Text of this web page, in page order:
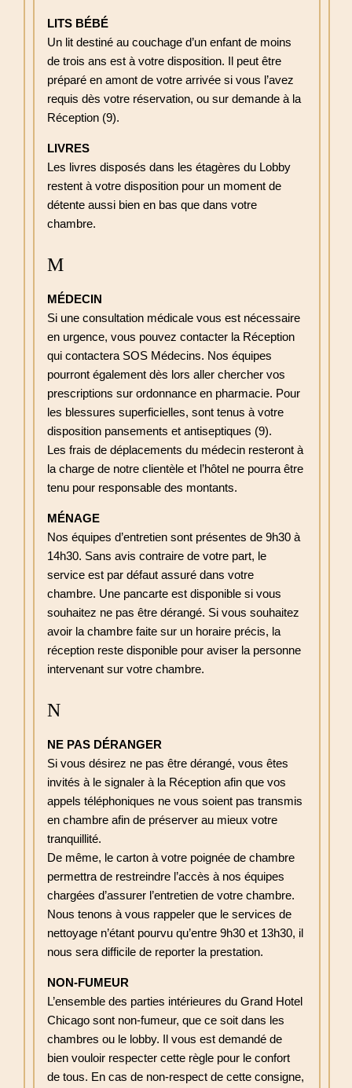
LITS BÉBÉ
Un lit destiné au couchage d’un enfant de moins
de trois ans est à votre disposition. Il peut être
préparé en amont de votre arrivée si vous l’avez
requis dès votre réservation, ou sur demande à la
Réception (9).
LIVRES
Les livres disposés dans les étagères du Lobby
restent à votre disposition pour un moment de
détente aussi bien en bas que dans votre
chambre.
M
MÉDECIN
Si une consultation médicale vous est nécessaire
en urgence, vous pouvez contacter la Réception
qui contactera SOS Médecins. Nos équipes
pourront également dès lors aller chercher vos
prescriptions sur ordonnance en pharmacie. Pour
les blessures superficielles, sont tenus à votre
disposition pansements et antiseptiques (9).
Les frais de déplacements du médecin resteront à
la charge de notre clientèle et l’hôtel ne pourra être
tenu pour responsable des montants.
MÉNAGE
Nos équipes d’entretien sont présentes de 9h30 à
14h30. Sans avis contraire de votre part, le
service est par défaut assuré dans votre
chambre. Une pancarte est disponible si vous
souhaitez ne pas être dérangé. Si vous souhaitez
avoir la chambre faite sur un horaire précis, la
réception reste disponible pour aviser la personne
intervenant sur votre chambre.
N
NE PAS DÉRANGER
Si vous désirez ne pas être dérangé, vous êtes
invités à le signaler à la Réception afin que vos
appels téléphoniques ne vous soient pas transmis
en chambre afin de préserver au mieux votre
tranquillité.
De même, le carton à votre poignée de chambre
permettra de restreindre l’accès à nos équipes
chargées d’assurer l’entretien de votre chambre.
Nous tenons à vous rappeler que le services de
nettoyage n’étant pourvu qu’entre 9h30 et 13h30, il
nous sera difficile de reporter la prestation.
NON-FUMEUR
L’ensemble des parties intérieures du Grand Hotel
Chicago sont non-fumeur, que ce soit dans les
chambres ou le lobby. Il vous est demandé de
bien vouloir respecter cette règle pour le confort
de tous. En cas de non-respect de cette consigne,